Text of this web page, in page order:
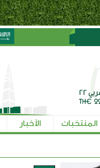
المنتخبات الأخبار